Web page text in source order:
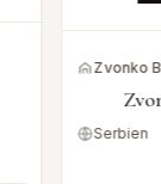
Zvonko
Serbien